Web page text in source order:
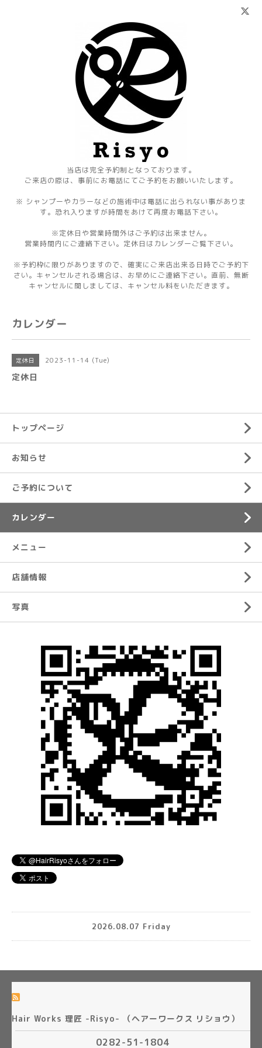
当店は完全予約制となっております。
ご来店の際は、事前にお電話にてご予約をお願いいたします。
※ シャンプーやカラーなどの施術中は電話に出られない事がありま
す。恐れ入りますが時間をあけて再度お電話下さい。
※定休日や営業時間外はご予約は出来ません。
営業時間内にご連絡下さい。定休日はカレンダーご覧下さい。
※予約枠に限りがありますので、確実にご来店出来る日時でご予約下
さい。キャンセルされる場合は、お早めにご連絡下さい。直前、無断
キャンセルに関しましては、キャンセル料をいただきます。
カレンダー
定休日 2023-11-14 (Tue)
定休日
トップページ
お知らせ
ご予約について
カレンダー
メニュー
店舗情報
写真
2026.08.07 Friday
Hair Works 理匠 -Risyo- （ヘアーワークス リショウ）
0282-51-1804